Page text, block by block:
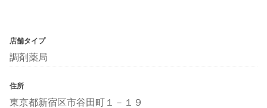
店舗タイプ
調剤薬局
住所
東京都新宿区市谷田町１－１９